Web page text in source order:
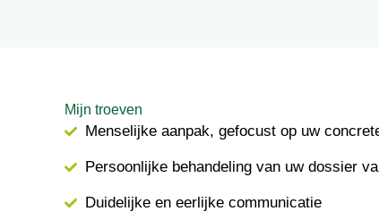
Mijn troeven
Menselijke aanpak, gefocust op uw
Persoonlijke behandeling van uw dossier
Duidelijke en eerlijke communicatie